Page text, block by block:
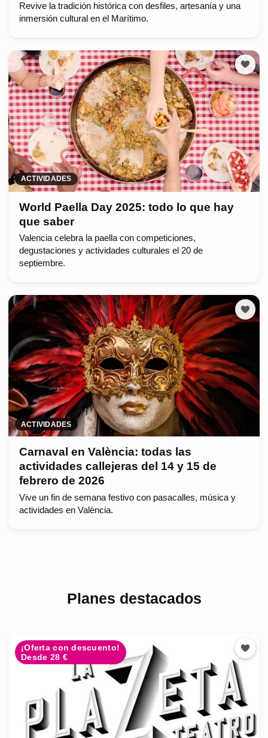
Revive la tradición histórica con desfiles, artesanía y una
inmersión cultural en el Marítimo.
ACTIVIDADES
World Paella Day 2025: todo lo que hay
que saber
Valencia celebra la paella con competiciones,
degustaciones y actividades culturales el 20 de
septiembre.
ACTIVIDADES
Carnaval en València: todas las
actividades callejeras del 14 y 15 de
febrero de 2026
Vive un fin de semana festivo con pasacalles, música y
actividades en València.
Planes destacados
¡Oferta con descuento!
Desde 28 €